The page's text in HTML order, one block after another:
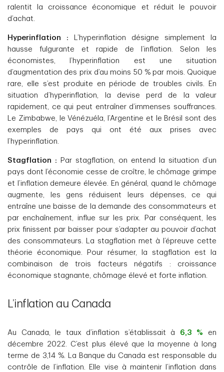
ralentit la croissance économique et réduit le pouvoir
d’achat.
Hyperinflation :
L’hyperinflation désigne simplement la
hausse fulgurante et rapide de l’inflation. Selon les
économistes, l’hyperinflation est une situation
d’augmentation des prix d’au moins 50 % par mois. Quoique
rare, elle s’est produite en période de troubles civils. En
situation d’hyperinflation, la devise perd de la valeur
rapidement, ce qui peut entraîner d’immenses souffrances.
Le Zimbabwe, le Vénézuéla, l’Argentine et le Brésil sont des
exemples de pays qui ont été aux prises avec
l’hyperinflation.
Stagflation :
Par stagflation, on entend la situation d’un
pays dont l’économie cesse de croître, le chômage grimpe
et l’inflation demeure élevée. En général, quand le chômage
augmente, les gens réduisent leurs dépenses, ce qui
entraîne une baisse de la demande des consommateurs et
par enchaînement, influe sur les prix. Par conséquent, les
prix finissent par baisser pour s’adapter au pouvoir d’achat
des consommateurs. La stagflation met à l’épreuve cette
théorie économique. Pour résumer, la stagflation est la
combinaison de trois facteurs négatifs : croissance
économique stagnante, chômage élevé et forte inflation.
L’inflation au Canada
Au Canada, le taux d’inflation s’établissait à 6,3 % en
décembre 2022. C’est plus élevé que la moyenne à long
terme de 3,14 %. La Banque du Canada est responsable du
contrôle de l’inflation. Elle vise à maintenir l’inflation dans